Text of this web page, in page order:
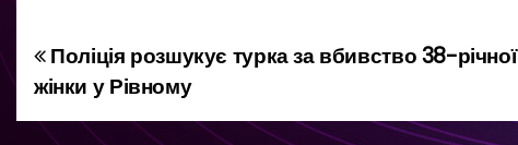
Н
а
Поліція розшукує турка за вбивство 38-річної
жінки у Рівному